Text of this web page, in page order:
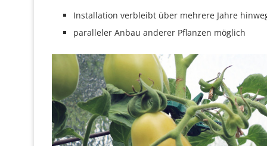
Installation verbleibt über mehrere Jahre
paralleler Anbau anderer Pflanzen möglich